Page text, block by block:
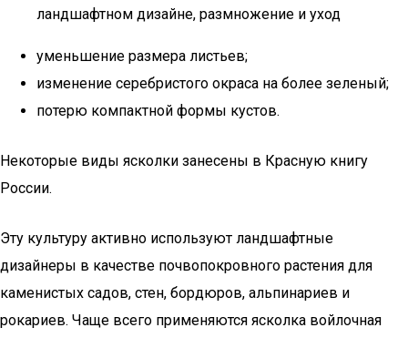
ландшафтном дизайне, размножение и уход
уменьшение размера листьев;
изменение серебристого окраса на более зеленый;
потерю компактной формы кустов.
Некоторые виды ясколки занесены в Красную книгу
России.
Эту культуру активно используют ландшафтные
дизайнеры в качестве почвопокровного растения для
каменистых садов, стен, бордюров, альпинариев и
рокариев. Чаще всего применяются ясколка войлочная